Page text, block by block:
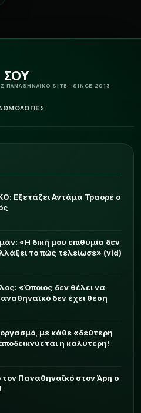
ΣΟΥ
ΠΑΝΑΘΗΝΑΪΚΟ SITE · SINCE 2013
Εξετάζει Αντάμα Τραορέ ο
«Η δική μου επιθυμία δεν
το πώς τελείωσε» (vid)
«Όποιος δεν θέλει να
δεν έχει θέση
με κάθε «δεύτερη
η καλύτερη!
τον Παναθηναϊκό στον Άρη ο